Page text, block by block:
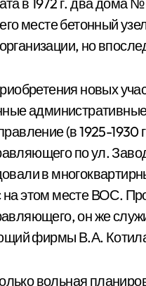
месте бетонный
но
новых
(в 1925-1930
по ул.
в
на этом месте ВОС.
он же
фирмы В.А.
вольная